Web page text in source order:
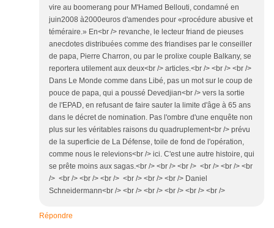
vire au boomerang pour M'Hamed Bellouti, condamné en
juin2008 à2000euros d'amendes pour «procédure abusive et
téméraire.» En<br /> revanche, le lecteur friand de pieuses
anecdotes distribuées comme des friandises par le conseiller
de papa, Pierre Charron, ou par le prolixe couple Balkany, se
reportera utilement aux deux<br /> articles.<br /> <br /> <br />
Dans Le Monde comme dans Libé, pas un mot sur le coup de
pouce de papa, qui a poussé Devedjian<br /> vers la sortie
de l'EPAD, en refusant de faire sauter la limite d'âge à 65 ans
dans le décret de nomination. Pas l'ombre d'une enquête non
plus sur les véritables raisons du quadruplement<br /> prévu
de la superficie de La Défense, toile de fond de l'opération,
comme nous le relevions<br /> ici. C'est une autre histoire, qui
se prête moins aux sagas.<br /> <br /> <br /> <br /> <br /> <br
/> <br /> <br /> <br /> <br /> <br /> <br /> Daniel
Schneidermann<br /> <br /> <br /> <br /> <br /> <br />
Répondre